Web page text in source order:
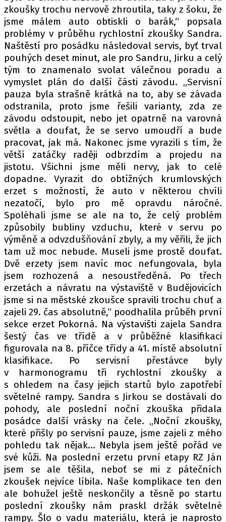
zkoušky trochu nervově zhroutila, taky z šoku, že
jsme málem auto obtiskli o barák,“ popsala
problémy v průběhu rychlostní zkoušky Sandra.
Naštěstí pro posádku následoval servis, byť trval
pouhých deset minut, ale pro Sandru, Jirku a celý
tým to znamenalo svolat válečnou poradu a
vymyslet plán do další části závodu. „Servisní
pauza byla strašně krátká na to, aby se závada
odstranila, proto jsme řešili varianty, zda ze
závodu odstoupit, nebo jet opatrně na varovná
světla a doufat, že se servo umoudří a bude
pracovat, jak má. Nakonec jsme vyrazili s tím, že
větší zatáčky raději odbrzdím a projedu na
jistotu. Všichni jsme měli nervy, jak to celé
dopadne. Vyrazit do obtížných krumlovských
erzet s možností, že auto v některou chvíli
nezatočí, bylo pro mě opravdu náročné.
Spoléhali jsme se ale na to, že celý problém
způsobily bubliny vzduchu, které v servu po
výměně a odvzdušňování zbyly, a my věřili, že jich
tam už moc nebude. Museli jsme prostě doufat.
Dvě erzety jsem navíc moc nefungovala, byla
jsem rozhozená a nesoustředěná. Po třech
erzetách a návratu na výstaviště v Budějovicích
jsme si na městské zkoušce spravili trochu chuť a
zajeli 29. čas absolutně,“ poodhalila průběh první
sekce erzet Pokorná. Na výstavišti zajela Sandra
šestý čas ve třídě a v průběžné klasifikaci
figurovala na 8. příčce třídy a 41. místě absolutní
klasifikace. Po servisní přestávce byly
v harmonogramu tři rychlostní zkoušky a
s ohledem na časy jejich startů bylo zapotřebí
světelné rampy. Sandra s Jirkou se dostávali do
pohody, ale poslední noční zkouška přidala
posádce další vrásky na čele. „Noční zkoušky,
které přišly po servisní pauze, jsme zajeli z mého
pohledu tak nějak… Nebyla jsem ještě pořád ve
své kůži. Na poslední erzetu první etapy RZ Ján
jsem se ale těšila, neboť se mi z pátečních
zkoušek nejvíce líbila. Naše komplikace ten den
ale bohužel ještě neskončily a těsně po startu
poslední zkoušky nám praskl držák světelné
rampy. Šlo o vadu materiálu, která je naprosto